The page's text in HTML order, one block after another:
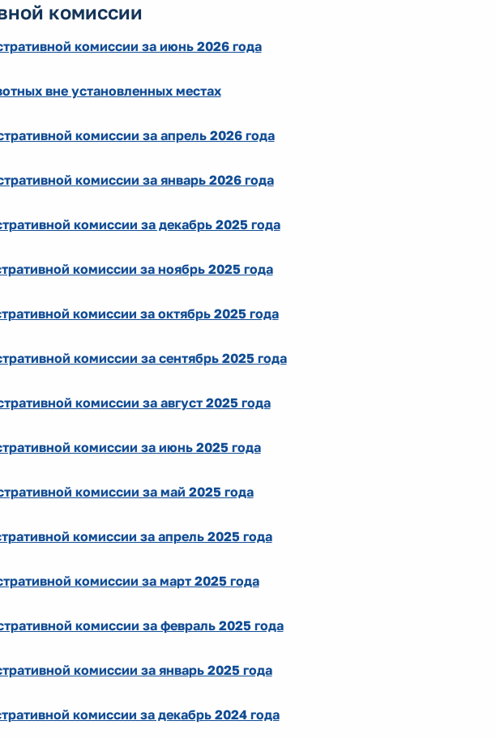
комиссии
комиссии за июнь 2026 года
вне установленных местах
комиссии за апрель 2026 года
комиссии за январь 2026 года
комиссии за декабрь 2025 года
комиссии за ноябрь 2025 года
комиссии за октябрь 2025 года
комиссии за сентябрь 2025 года
комиссии за август 2025 года
комиссии за июнь 2025 года
комиссии за май 2025 года
комиссии за апрель 2025 года
комиссии за март 2025 года
комиссии за февраль 2025 года
комиссии за январь 2025 года
комиссии за декабрь 2024 года